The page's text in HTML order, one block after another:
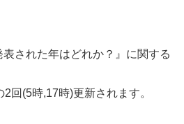
された年はどれか？』に関する
回(5時,17時)更新されます。